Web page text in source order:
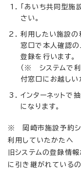
「あいち共同型施
さい。
利用したい施設の
窓口で本人確認の
登録を行います。
（※ システムで
付窓口にお越しい
インターネットで
になります。
※ 岡崎市施設予約シ
利用していたかたへ
旧システムの登録情
に引き継がれているの